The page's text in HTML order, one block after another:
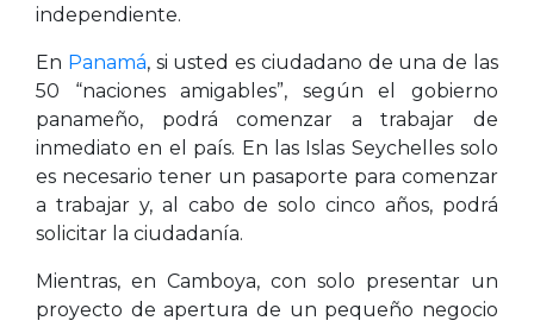
independiente.
En Panamá, si usted es ciudadano de una de las
50 “naciones amigables”, según el gobierno
panameño, podrá comenzar a trabajar de
inmediato en el país. En las Islas Seychelles solo
es necesario tener un pasaporte para comenzar
a trabajar y, al cabo de solo cinco años, podrá
solicitar la ciudadanía.
Mientras, en Camboya, con solo presentar un
proyecto de apertura de un pequeño negocio